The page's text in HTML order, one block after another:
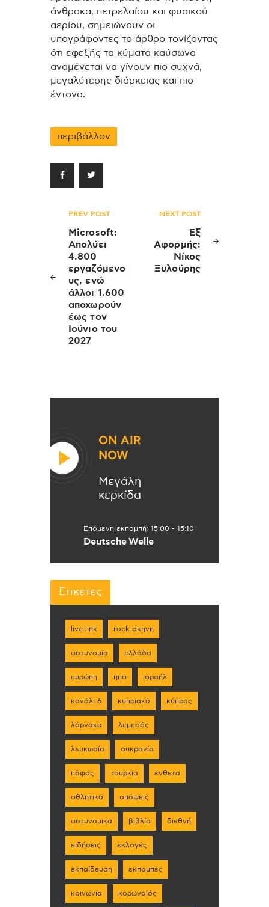
άνθρακα, πετρελαίου και φυσικού
αερίου, σημειώνουν οι
υπογράφοντες το άρθρο τονίζοντας
ότι εφεξής τα κύματα καύσωνα
αναμένεται να γίνουν πιο συχνά,
μεγαλύτερης διάρκειας και πιο
έντονα.
περιβάλλον
Πλοήγηση
άρθρων
PREV POST
Microsoft:
Απολύει
4.800
εργαζόμενο
υς, ενώ
άλλοι 1.600
αποχωρούν
έως τον
Ιούνιο του
2027
NEXT POST
Εξ
Αφορμής:
Νίκος
Ξυλούρης
ON AIR
NOW
Μεγάλη
κερκίδα
Επόμενη εκπομπή: 15:00 - 15:10
Deutsche Welle
Ετικέτες
live link rock σκηνη
αστυνομία ελλάδα
ευρώπη ηπα ισραήλ
κανάλι 6 κυπριακό κύπρος
λάρνακα λεμεσός
λευκωσία ουκρανία
πάφος τουρκία ένθετα
αθλητικά απόψεις
αστυνομικά βιβλίο διεθνή
ειδήσεις εκλογές
εκπαίδευση εκπομπές
κοινωνία κορωνοϊός